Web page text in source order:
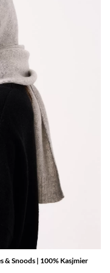
& Snoods | 100% Kasjmier